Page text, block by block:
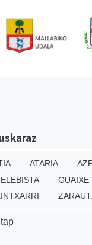
ATARIA
GUAIXE